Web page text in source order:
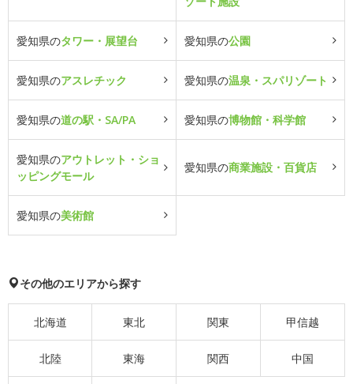
愛知県のタワー・展望台 愛知県の公園
愛知県のアスレチック 愛知県の温泉・スパリゾート
愛知県の道の駅・SA/PA 愛知県の博物館・科学館
愛知県のアウトレット・ショ
ッピングモール
愛知県の商業施設・百貨店
愛知県の美術館
その他のエリアから探す
北海道 東北 関東 甲信越
北陸 東海 関西 中国